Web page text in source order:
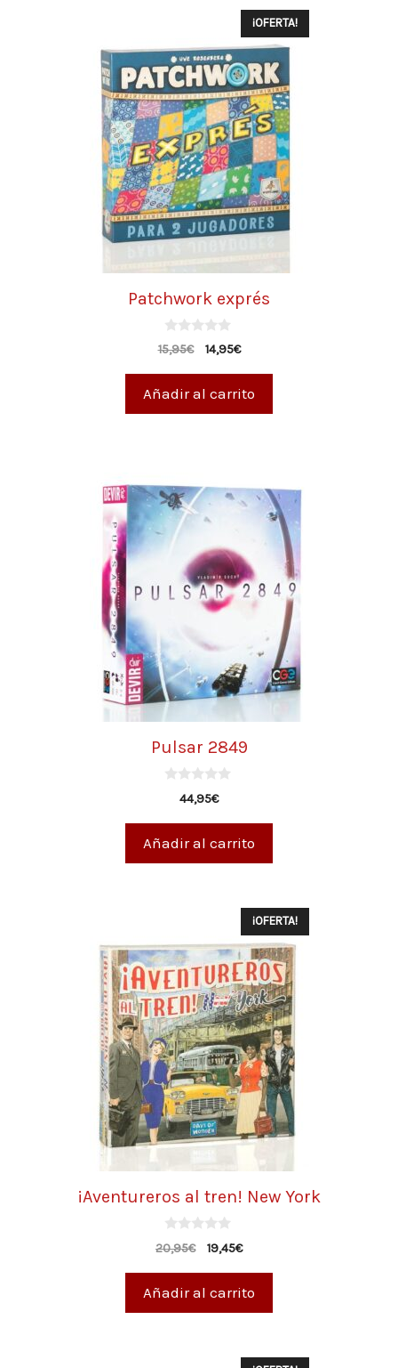
¡OFERTA!
Patchwork exprés
0
d
15,95€ 14,95€
Añadir al carrito
Pulsar 2849
44,95€
Añadir al carrito
¡OFERTA!
¡Aventureros al tren! New York
0
d
20,95€ 19,45€
Añadir al carrito